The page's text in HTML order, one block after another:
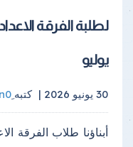
يوليو
30 يونيو 2026 | كتبه